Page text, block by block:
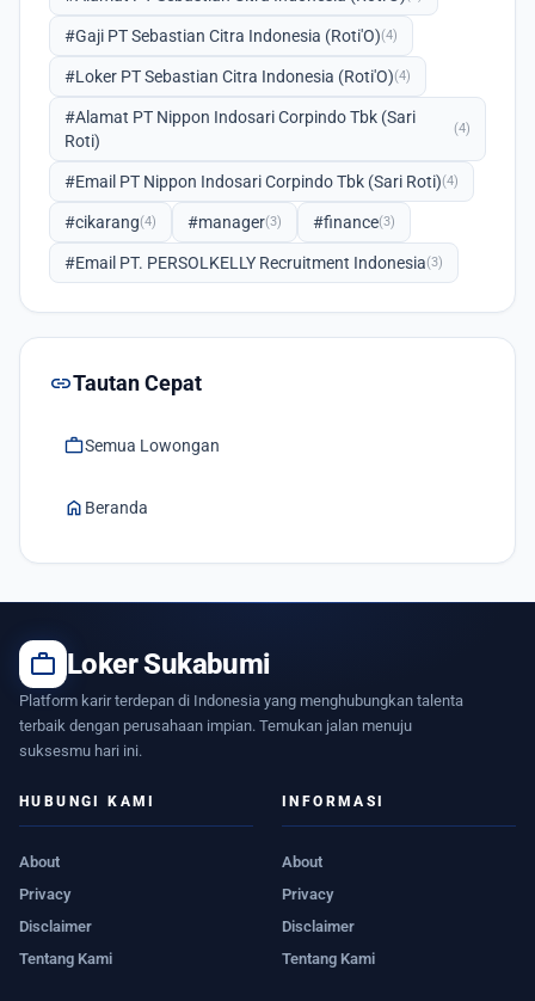
#Gaji PT Sebastian Citra Indonesia (Roti'O)(4)
#Loker PT Sebastian Citra Indonesia (Roti'O)(4)
#Alamat PT Nippon Indosari Corpindo Tbk (Sari
Roti)
(4)
#Email PT Nippon Indosari Corpindo Tbk (Sari Roti)(4)
#cikarang(4) #manager(3) #finance(3)
#Email PT. PERSOLKELLY Recruitment Indonesia(3)
linkTautan Cepat
workSemua Lowongan
home Beranda
work Loker Sukabumi
Platform karir terdepan di Indonesia yang menghubungkan talenta
terbaik dengan perusahaan impian. Temukan jalan menuju
suksesmu hari ini.
HUBUNGI KAMI
About
Privacy
Disclaimer
Tentang Kami
INFORMASI
About
Privacy
Disclaimer
Tentang Kami